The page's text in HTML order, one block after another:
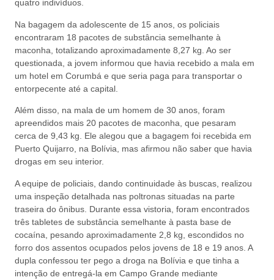
quatro indivíduos.
Na bagagem da adolescente de 15 anos, os policiais
encontraram 18 pacotes de substância semelhante à
maconha, totalizando aproximadamente 8,27 kg. Ao ser
questionada, a jovem informou que havia recebido a mala em
um hotel em Corumbá e que seria paga para transportar o
entorpecente até a capital.
Além disso, na mala de um homem de 30 anos, foram
apreendidos mais 20 pacotes de maconha, que pesaram
cerca de 9,43 kg. Ele alegou que a bagagem foi recebida em
Puerto Quijarro, na Bolívia, mas afirmou não saber que havia
drogas em seu interior.
A equipe de policiais, dando continuidade às buscas, realizou
uma inspeção detalhada nas poltronas situadas na parte
traseira do ônibus. Durante essa vistoria, foram encontrados
três tabletes de substância semelhante à pasta base de
cocaína, pesando aproximadamente 2,8 kg, escondidos no
forro dos assentos ocupados pelos jovens de 18 e 19 anos. A
dupla confessou ter pego a droga na Bolívia e que tinha a
intenção de entregá-la em Campo Grande mediante